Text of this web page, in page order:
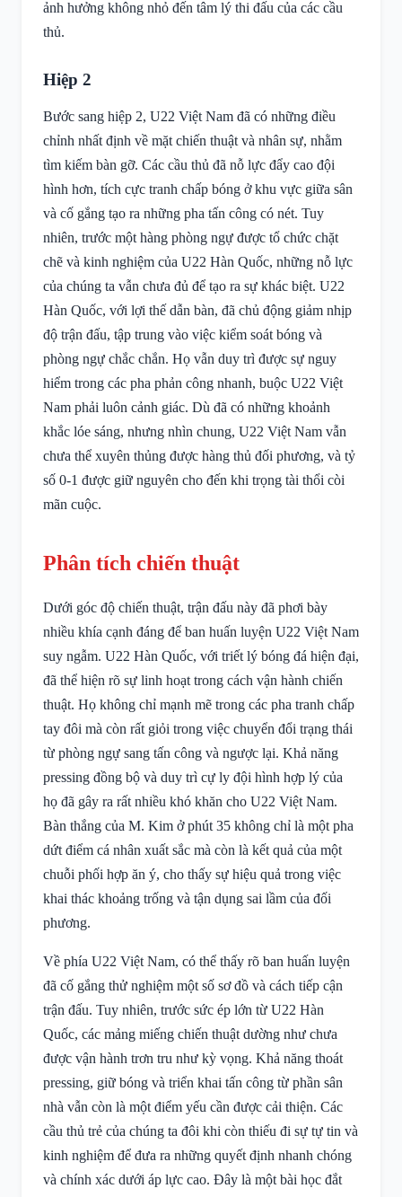
ảnh hưởng không nhỏ đến tâm lý thi đấu của các cầu
thủ.
Hiệp 2
Bước sang hiệp 2, U22 Việt Nam đã có những điều
chỉnh nhất định về mặt chiến thuật và nhân sự, nhằm
tìm kiếm bàn gỡ. Các cầu thủ đã nỗ lực đẩy cao đội
hình hơn, tích cực tranh chấp bóng ở khu vực giữa sân
và cố gắng tạo ra những pha tấn công có nét. Tuy
nhiên, trước một hàng phòng ngự được tổ chức chặt
chẽ và kinh nghiệm của U22 Hàn Quốc, những nỗ lực
của chúng ta vẫn chưa đủ để tạo ra sự khác biệt. U22
Hàn Quốc, với lợi thế dẫn bàn, đã chủ động giảm nhịp
độ trận đấu, tập trung vào việc kiểm soát bóng và
phòng ngự chắc chắn. Họ vẫn duy trì được sự nguy
hiểm trong các pha phản công nhanh, buộc U22 Việt
Nam phải luôn cảnh giác. Dù đã có những khoảnh
khắc lóe sáng, nhưng nhìn chung, U22 Việt Nam vẫn
chưa thể xuyên thủng được hàng thủ đối phương, và tỷ
số 0-1 được giữ nguyên cho đến khi trọng tài thổi còi
mãn cuộc.
Phân tích chiến thuật
Dưới góc độ chiến thuật, trận đấu này đã phơi bày
nhiều khía cạnh đáng để ban huấn luyện U22 Việt Nam
suy ngẫm. U22 Hàn Quốc, với triết lý bóng đá hiện đại,
đã thể hiện rõ sự linh hoạt trong cách vận hành chiến
thuật. Họ không chỉ mạnh mẽ trong các pha tranh chấp
tay đôi mà còn rất giỏi trong việc chuyển đổi trạng thái
từ phòng ngự sang tấn công và ngược lại. Khả năng
pressing đồng bộ và duy trì cự ly đội hình hợp lý của
họ đã gây ra rất nhiều khó khăn cho U22 Việt Nam.
Bàn thắng của M. Kim ở phút 35 không chỉ là một pha
dứt điểm cá nhân xuất sắc mà còn là kết quả của một
chuỗi phối hợp ăn ý, cho thấy sự hiệu quả trong việc
khai thác khoảng trống và tận dụng sai lầm của đối
phương.
Về phía U22 Việt Nam, có thể thấy rõ ban huấn luyện
đã cố gắng thử nghiệm một số sơ đồ và cách tiếp cận
trận đấu. Tuy nhiên, trước sức ép lớn từ U22 Hàn
Quốc, các mảng miếng chiến thuật dường như chưa
được vận hành trơn tru như kỳ vọng. Khả năng thoát
pressing, giữ bóng và triển khai tấn công từ phần sân
nhà vẫn còn là một điểm yếu cần được cải thiện. Các
cầu thủ trẻ của chúng ta đôi khi còn thiếu đi sự tự tin và
kinh nghiệm để đưa ra những quyết định nhanh chóng
và chính xác dưới áp lực cao. Đây là một bài học đắt